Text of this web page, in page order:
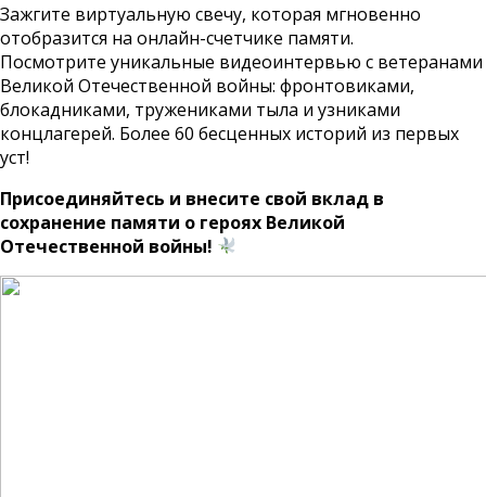
Зажгите виртуальную свечу, которая мгновенно
отобразится на онлайн-счетчике памяти.
Посмотрите уникальные видеоинтервью с ветеранами
Великой Отечественной войны: фронтовиками,
блокадниками, тружениками тыла и узниками
концлагерей. Более 60 бесценных историй из первых
уст!
Присоединяйтесь и внесите свой вклад в
сохранение памяти о героях Великой
Отечественной войны!